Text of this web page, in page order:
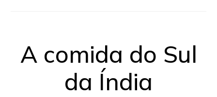
A comida do Sul
da Índia